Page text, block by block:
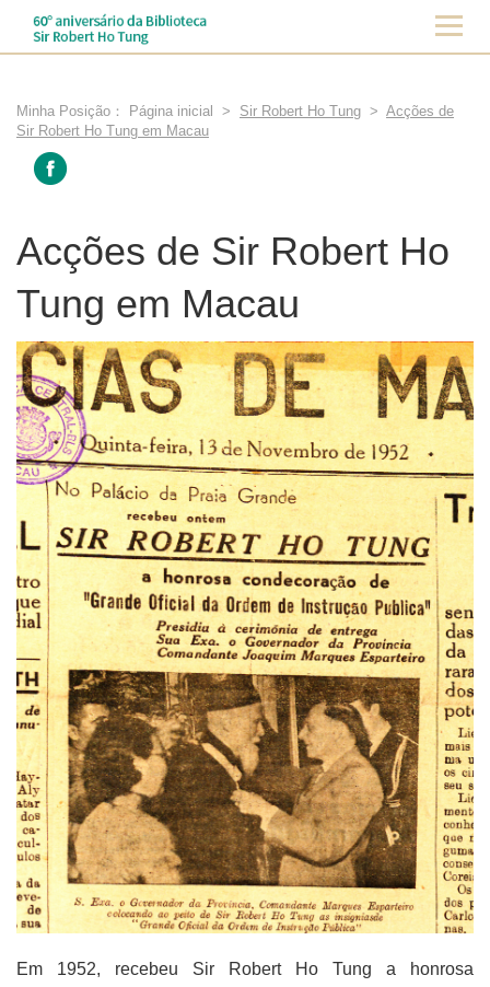
Minha Posição： Página inicial > Sir Robert Ho Tung > Acções de
Sir Robert Ho Tung em Macau
Acções de Sir Robert Ho
Tung em Macau
Em 1952, recebeu Sir Robert Ho Tung a honrosa